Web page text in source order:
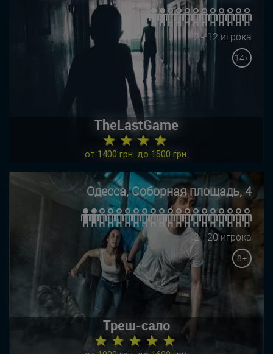
2 - 12 игрока
14+
TheLastGame
★ ★ ★ ★
от 1400 грн. до 1500 грн.
Одесса, Соборная площадь, 4
2 - 20 игрока
8+
Треш-сало
★ ★ ★ ★ ★